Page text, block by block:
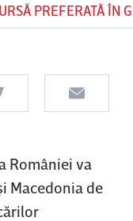
PREFERATĂ ÎN
României va
Macedonia de